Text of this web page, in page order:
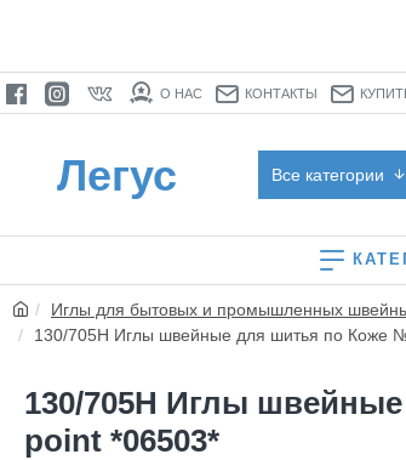
О НАС КОНТАКТЫ
Легус Все категории
Иглы для бытовых и промышленных
130/705H Иглы швейные для шитья по Коже
130/705H Иглы
point *06503*